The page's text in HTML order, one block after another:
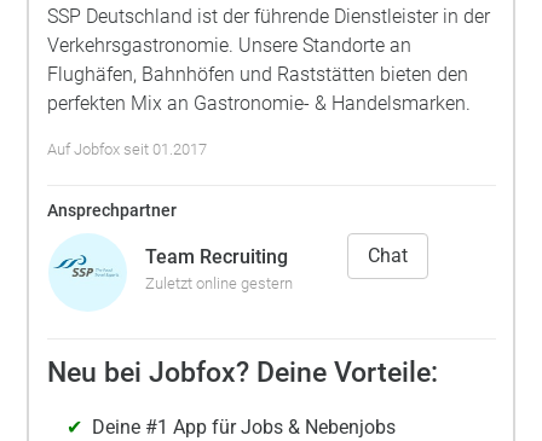
SSP Deutschland ist der führende Dienstleister in der
Verkehrsgastronomie. Unsere Standorte an
Flughäfen, Bahnhöfen und Raststätten bieten den
perfekten Mix an Gastronomie- & Handelsmarken.
Auf Jobfox seit 01.2017
Ansprechpartner
Team Recruiting
Zuletzt online gestern
Chat
Neu bei Jobfox? Deine Vorteile:
Deine #1 App für Jobs & Nebenjobs